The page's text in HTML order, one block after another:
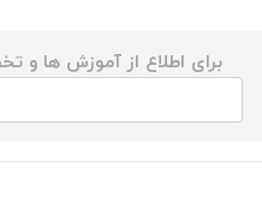
برای اطلاع از آموزش ها و